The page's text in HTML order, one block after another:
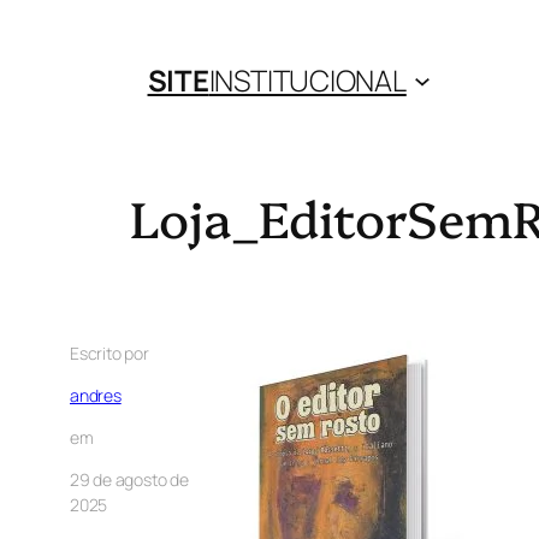
SITEINSTITUCIONAL
Escrito por
andres
em
29 de agosto de
2025